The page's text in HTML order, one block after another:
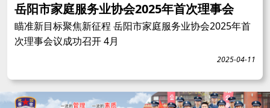
岳阳市家庭服务业协会2025年首次理事会
瞄准新目标聚焦新征程 岳阳市家庭服务业协会2025年首
次理事会议成功召开 4月
2025-04-11